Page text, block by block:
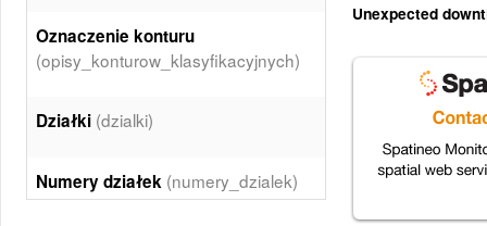
Unexpected
Oznaczenie konturu
(opisy_konturow_klasyfikacyjnych)
Działki (dzialki)
Numery działek (numery_dzialek)